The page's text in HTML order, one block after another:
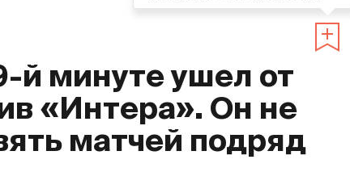
й минуте ушел от
«Интера». Он не
матчей подряд